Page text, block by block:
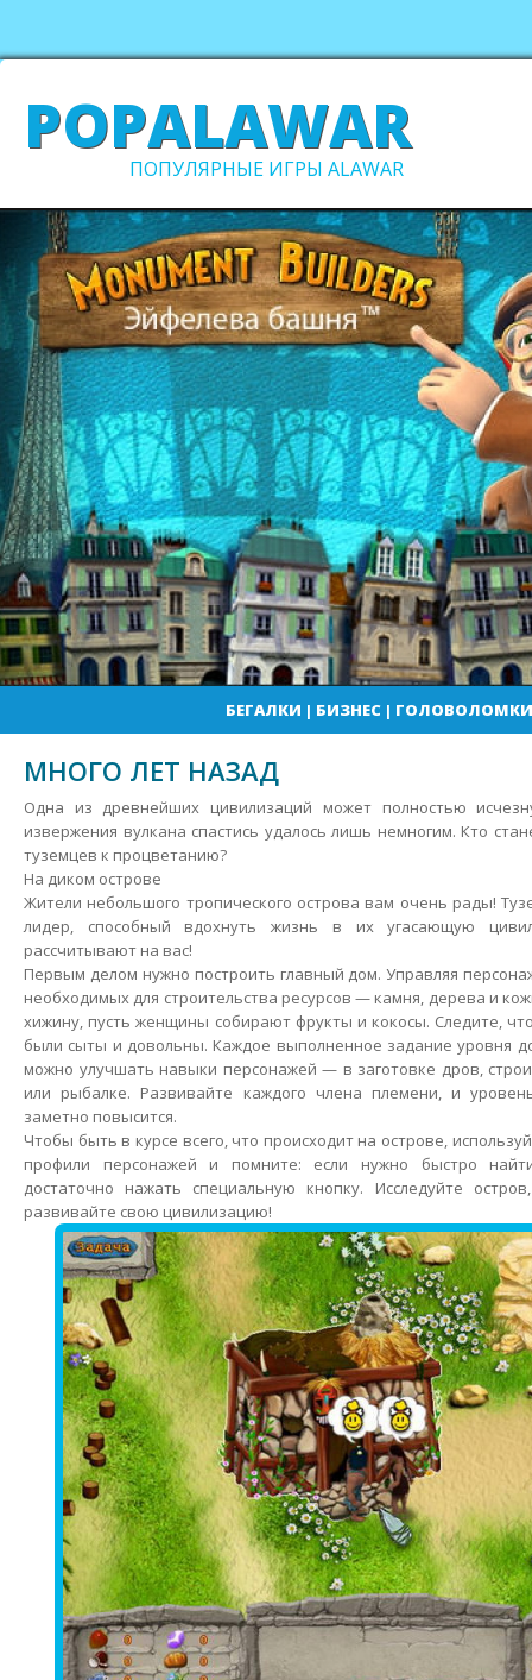
POPALAWAR
ПОПУЛЯРНЫЕ ИГРЫ ALAWAR
БЕГАЛКИ | БИЗНЕС| ГОЛОВОЛОМКИ
МНОГО ЛЕТ НАЗАД
Одна из древнейших цивилизаций может полностью
извержения вулкана спастись удалось лишь немногим. Кто
туземцев к процветанию?
На диком острове
Жители небольшого тропического острова вам очень рады!
лидер, способный вдохнуть жизнь в их угасающую
рассчитывают на вас!
Первым делом нужно построить главный дом. Управляя
необходимых для строительства ресурсов — камня, дерева и
хижину, пусть женщины собирают фрукты и кокосы. Следите,
были сыты и довольны. Каждое выполненное задание уровня
можно улучшать навыки персонажей — в заготовке дров,
или рыбалке. Развивайте каждого члена племени, и
заметно повысится.
Чтобы быть в курсе всего, что происходит на острове,
профили персонажей и помните: если нужно быстро
достаточно нажать специальную кнопку. Исследуйте
развивайте свою цивилизацию!